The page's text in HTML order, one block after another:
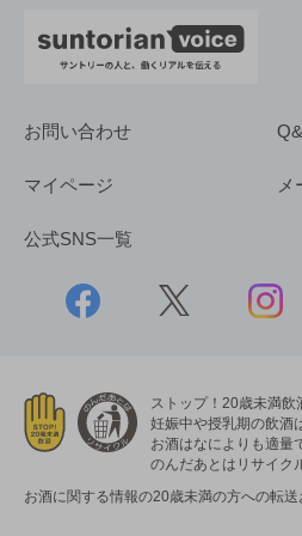
お問い合わせ
マイページ
公式SNS一覧
ストップ！20歳未満飲
妊娠中や授乳期の飲酒
お酒はなによりも適量
のんだあとはリサイク
お酒に関する情報の20歳未満の方への転送